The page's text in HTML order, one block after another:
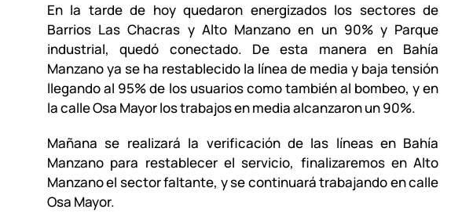
En la tarde de hoy quedaron energizados los sectores de
Barrios Las Chacras y Alto Manzano en un 90% y Parque
industrial, quedó conectado. De esta manera en Bahía
Manzano ya se ha restablecido la línea de media y baja tensión
llegando al 95% de los usuarios como también al bombeo, y en
la calle Osa Mayor los trabajos en media alcanzaron un 90%.
Mañana se realizará la verificación de las líneas en Bahía
Manzano para restablecer el servicio, finalizaremos en Alto
Manzano el sector faltante, y se continuará trabajando en calle
Osa Mayor.